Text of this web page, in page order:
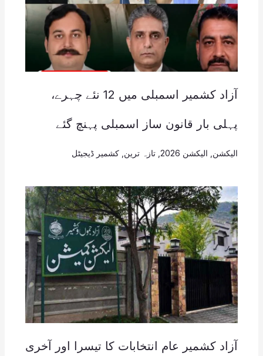
آزاد کشمیر اسمبلی میں 12 نئے چہرے،
پہلی بار قانون ساز اسمبلی پہنچ گئے
الیکشن الیکشن 2026 , تازہ ترین کشمیر ڈیجیٹل
آزاد کشمیر عام انتخابات کا تیسرا اور آخری